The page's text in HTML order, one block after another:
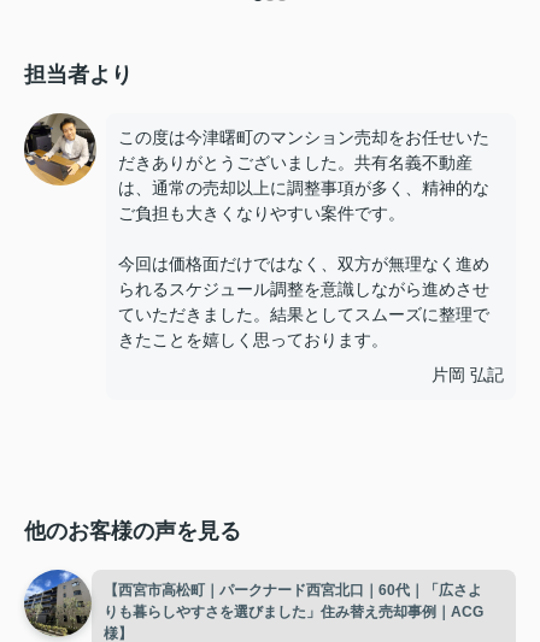
担当者より
この度は今津曙町のマンション売却をお任せいた
だきありがとうございました。共有名義不動産
は、通常の売却以上に調整事項が多く、精神的な
ご負担も大きくなりやすい案件です。
今回は価格面だけではなく、双方が無理なく進め
られるスケジュール調整を意識しながら進めさせ
ていただきました。結果としてスムーズに整理で
きたことを嬉しく思っております。
片岡 弘記
他のお客様の声を見る
【西宮市高松町｜パークナード西宮北口｜60代｜「広さよ
りも暮らしやすさを選びました」住み替え売却事例｜ACG
様】